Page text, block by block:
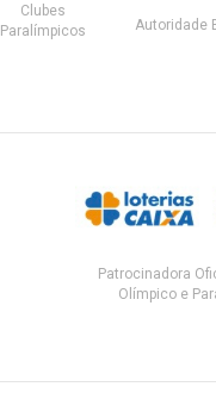
Clubes
Paralímpicos
Autoridade
Patrocinadora
Olímpico e